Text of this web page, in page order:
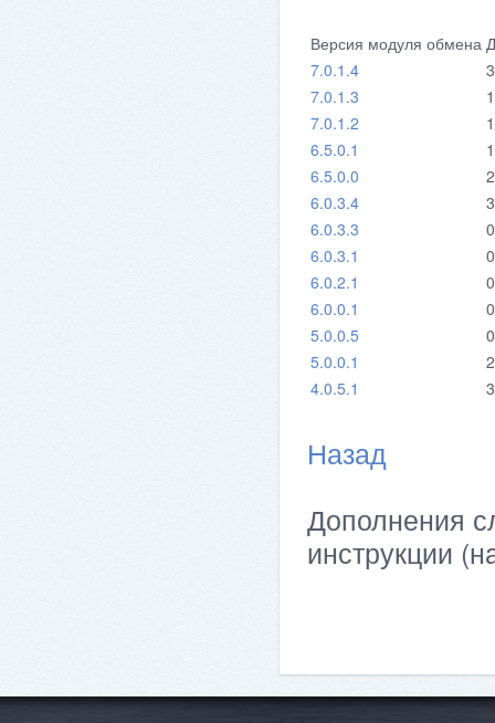
Версия модуля обмена
7.0.1.4
7.0.1.3
7.0.1.2
6.5.0.1
6.5.0.0
6.0.3.4
6.0.3.3
6.0.3.1
6.0.2.1
6.0.0.1
5.0.0.5
5.0.0.1
4.0.5.1
Назад
Дополнения
инструкции